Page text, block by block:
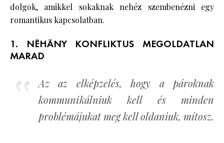
dolgok, amikkel sokaknak nehéz szembenézni egy
romantikus kapcsolatban.
1. NÉHÁNY KONFLIKTUS MEGOLDATLAN
MARAD
Az az elképzelés, hogy a pároknak
kommunikálniuk kell és minden
problémájukat meg kell oldaniuk, mítosz.